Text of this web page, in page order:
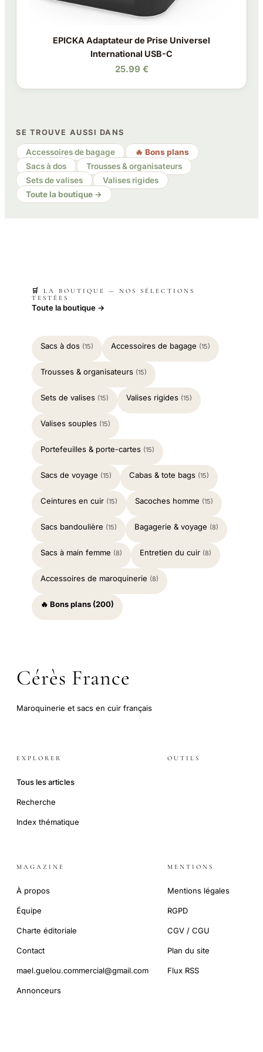
EPICKA Adaptateur de Prise Universel
International USB-C
25.99 €
SE TROUVE AUSSI DANS
Accessoires de bagage
🔥 Bons plans
Sacs à dos
Trousses & organisateurs
Sets de valises
Valises rigides
Toute la boutique →
🛒 LA BOUTIQUE — NOS SÉLECTIONS
TESTÉES
Toute la boutique →
Sacs à dos (15) Accessoires de bagage (15)
Trousses & organisateurs (15)
Sets de valises (15) Valises rigides (15)
Valises souples (15)
Portefeuilles & porte-cartes (15)
Sacs de voyage (15) Cabas & tote bags (15)
Ceintures en cuir (15) Sacoches homme (15)
Sacs bandoulière (15) Bagagerie & voyage (8)
Sacs à main femme (8) Entretien du cuir (8)
Accessoires de maroquinerie (8)
🔥 Bons plans (200)
Cérès France
Maroquinerie et sacs en cuir français
EXPLORER
Tous les articles
Recherche
Index thématique
OUTILS
MAGAZINE
À propos
Équipe
Charte éditoriale
Contact
mael.guelou.commercial@gmail.com
Annonceurs
MENTIONS
Mentions légales
RGPD
CGV / CGU
Plan du site
Flux RSS